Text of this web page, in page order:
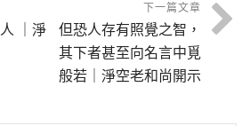
｜淨
下一篇文章
但恐人存有照覺之智，
其下者甚至向名言中覓
般若｜淨空老和尚開示